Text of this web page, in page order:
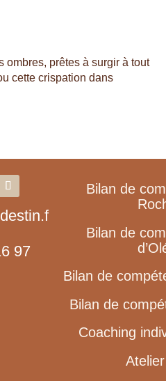
ombres, prêtes à surgir à tout
cette crispation dans
97
Bilan de
Bilan de
Bilan de
Bilan de
Coaching